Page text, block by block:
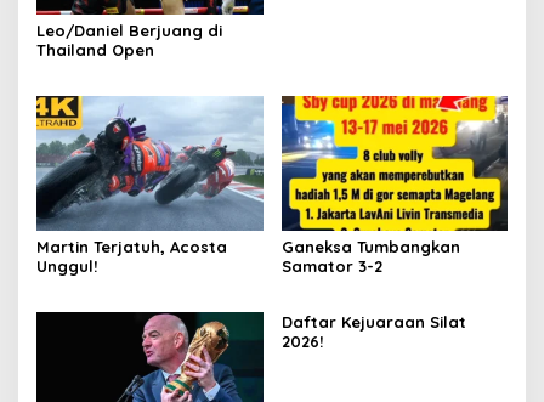
Leo/Daniel Berjuang di
Thailand Open
Martin Terjatuh, Acosta
Unggul!
Ganeksa Tumbangkan
Samator 3-2
Daftar Kejuaraan Silat
2026!